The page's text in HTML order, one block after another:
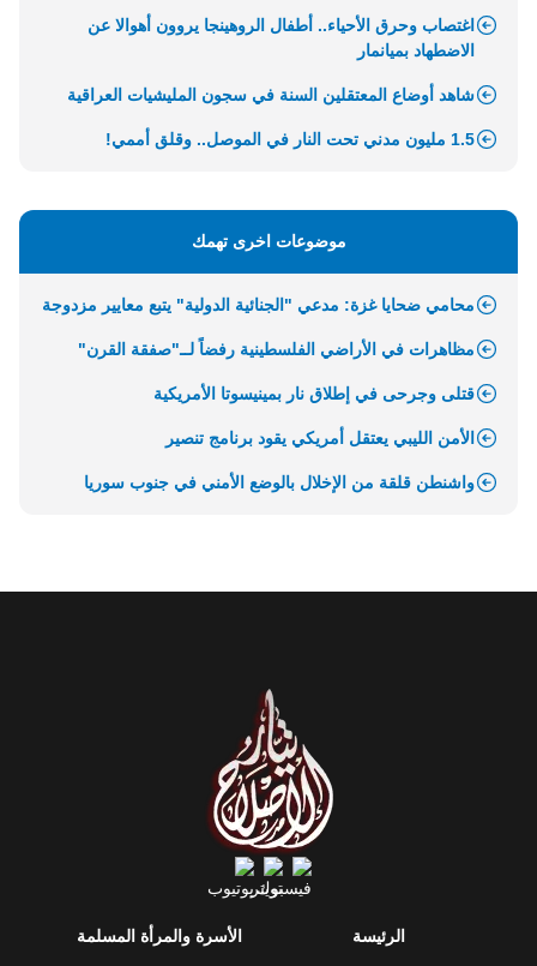
اغتصاب وحرق الأحياء.. أطفال الروهينجا يروون أهوالا عن
الاضطهاد بميانمار
شاهد أوضاع المعتقلين السنة في سجون المليشيات العراقية
1.5 مليون مدني تحت النار في الموصل.. وقلق أممي!
موضوعات اخرى تهمك
محامي ضحايا غزة: مدعي "الجنائية الدولية" يتبع معايير مزدوجة
مظاهرات في الأراضي الفلسطينية رفضاً لــ"صفقة القرن"
قتلى وجرحى في إطلاق نار بمينيسوتا الأمريكية
الأمن الليبي يعتقل أمريكي يقود برنامج تنصير
واشنطن قلقة من الإخلال بالوضع الأمني في جنوب سوريا
الرئيسة الأسرة والمرأة المسلمة